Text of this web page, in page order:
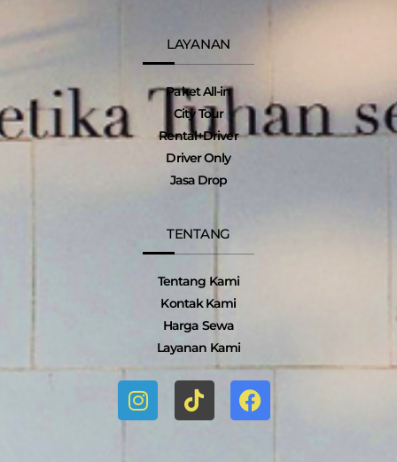
LAYANAN
Paket All-in
City Tour
Rental+Driver
Driver Only
Jasa Drop
TENTANG
Tentang Kami
Kontak Kami
Harga Sewa
Layanan Kami
I
n
s
T
i
k
F
a
c